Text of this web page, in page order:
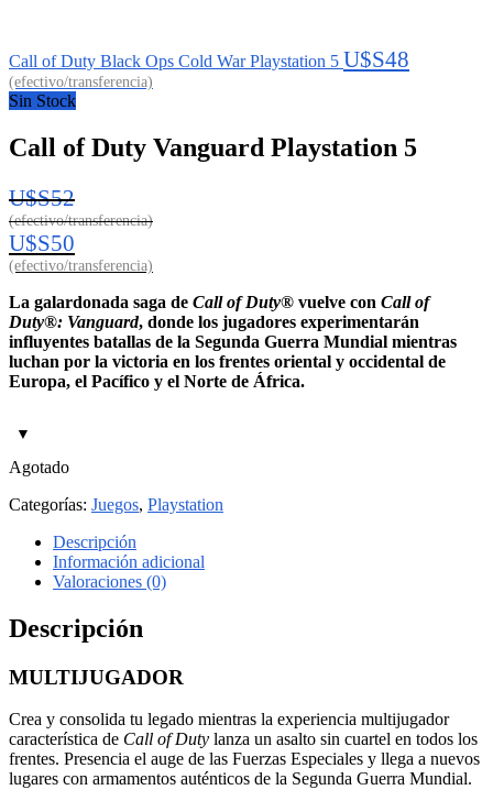
Call of Duty Black Ops Cold War Playstation 5 U$S48
Sin Stock
Call of Duty Vanguard Playstation 5
U$S52
El
precio
original
era:
U$S52.
U$S50
precio
actual
es:
U$S50.
La galardonada saga de Call of Duty® vuelve con Call of
Duty®: Vanguard, donde los jugadores experimentarán
influyentes batallas de la Segunda Guerra Mundial mientras
luchan por la victoria en los frentes oriental y occidental de
Europa, el Pacífico y el Norte de África.
Agotado
Categorías: Juegos, Playstation
Descripción
Información adicional
Valoraciones (0)
Descripción
MULTIJUGADOR
Crea y consolida tu legado mientras la experiencia multijugador
característica de Call of Duty lanza un asalto sin cuartel en todos los
frentes. Presencia el auge de las Fuerzas Especiales y llega a nuevos
lugares con armamentos auténticos de la Segunda Guerra Mundial.